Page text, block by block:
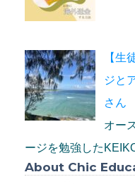
【生
ジと
さん
オー
ージを勉強した
About Chic